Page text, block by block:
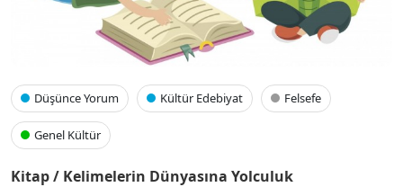
Düşünce Yorum Kültür Edebiyat Felsefe
Genel Kültür
Kitap / Kelimelerin Dünyasına Yolculuk